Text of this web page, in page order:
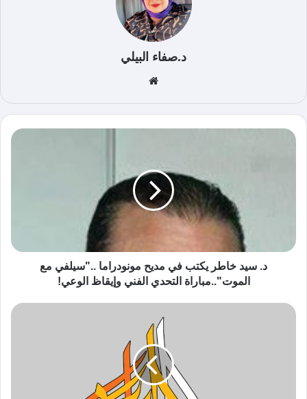
د.صفاء البيلي
الوي
ب
د. سيد خاطر يكتب في مديح مونودراما .."سيلفي مع
الموت"..مباراة التحدي الفني وإيقاظ الوعي!